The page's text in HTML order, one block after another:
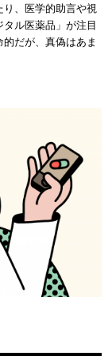
り、医学的助言や視
ル医薬品」が注目
だが、真偽はあま